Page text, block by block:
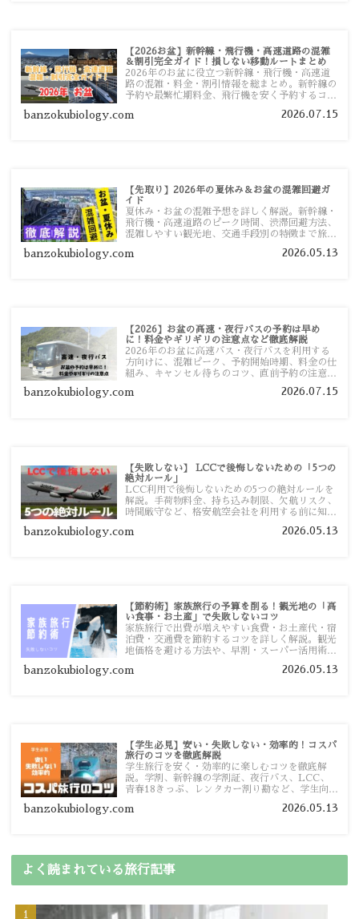
【2026お盆】新幹線・飛行機・高速道路の混雑
＆割引完全ガイド！損しない移動ルートまとめ
2026年のお盆に役立つ新幹線・飛行機・高速道
路の混雑・料金・割引情報を総まとめ。新幹線の
予約や最繁忙期料金、飛行機を安く予約するコ
い移動方法を分かりやすく解説します。
banzokubiology.com 2026.07.15
【先取り】2026年の夏休み＆お盆の混雑回避ガ
イド
夏休み・お盆の混雑予想を詳しく解説。新幹線・
飛行機・高速道路のピーク時間、渋滞回避方法、
混雑しやすい観光地、交通手段別の特徴まで旅行
banzokubiology.com 2026.05.13
【2026】お盆の高速・夜行バスの予約は早め
に！料金やギリギリの注意点など徹底解説
2026年のお盆に高速バス・夜行バスを利用する
方向けに、混雑ピーク、予約開始時期、料金の仕
組み、キャンセル待ちのコツ、直前予約の注意点
banzokubiology.com 2026.07.15
【失敗しない】 LCCで後悔しないための「5つの
絶対ルール」
LCC利用で後悔しないための5つの絶対ルールを
解説。手荷物料金、持ち込み制限、欠航リスク、
時間厳守など、格安航空会社を利用する前に知っ
す。
banzokubiology.com 2026.05.13
【節約術】家族旅行の予算を削る！観光地の「高
い食事・お土産」で失敗しないコツ
家族旅行で出費が増えやすい食費・お土産代・宿
泊費・交通費を節約するコツを詳しく解説。観光
地価格を避ける方法や、早割・スーパー活用術、
banzokubiology.com 2026.05.13
【学生必見】安い・失敗しない・効率的！コスパ
旅行のコツを徹底解説
学生旅行を安く・効率的に楽しむコツを徹底解
説。学割、新幹線の学割証、夜行バス、LCC、
青春18きっぷ、レンタカー割り勘など、学生向け
banzokubiology.com 2026.05.13
よく読まれている旅行記事